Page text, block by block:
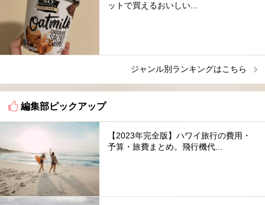
ットで買えるおいしい...
ジャンル別ランキングはこちら
編集部ピックアップ
【2023年完全版】ハワイ旅行の費用・
予算・旅費まとめ。飛行機代...